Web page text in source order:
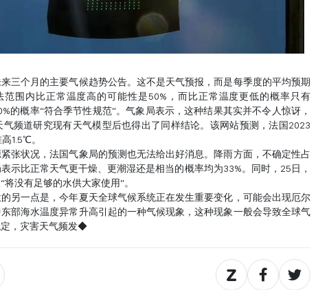
个月的主要气候趋势公告。这不是天气预报，而是每季度的平均预期
围内比正常温度高的可能性是50%，而比正常温度更低的概率只有
的概率“符合季节性规范”。气象局表示，这种结果其实并不令人惊讶，
频道研究现有天气模型后也得出了同样结论。该网站预测，法国2023
1.5℃。
状况，法国气象局的预测也无法给出好消息。降雨方面，不确定性占
示比正常天气更干燥、更潮湿还是相当的概率均为33%。同时，25日，
没有足够的水供大家使用”。
另一点是，今年夏天全球气候系统正在发生重要变化，可能会出现厄尔
部海水温度异常升高引起的一种气候现象，这种现象一般会导致全球气
，灾害天气频发◆